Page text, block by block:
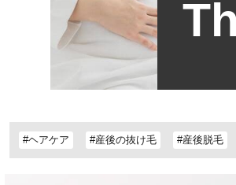
#ヘアケア #産後の抜け毛 #産後脱毛